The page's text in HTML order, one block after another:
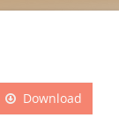
Download